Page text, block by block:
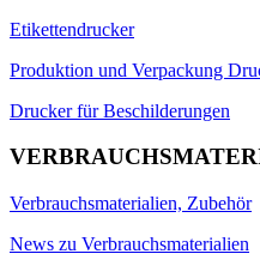
Etikettendrucker
Produktion und Verpackung
Drucker für Beschilderungen
Verbrauchsmaterialien, Zubehör
News zu Verbrauchsmaterialien